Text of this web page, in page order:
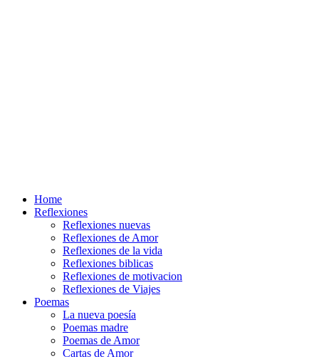
Home
Reflexiones
Reflexiones nuevas
Reflexiones de Amor
Reflexiones de la vida
Reflexiones biblicas
Reflexiones de motivacion
Reflexiones de Viajes
Poemas
La nueva poesía
Poemas madre
Poemas de Amor
Cartas de Amor